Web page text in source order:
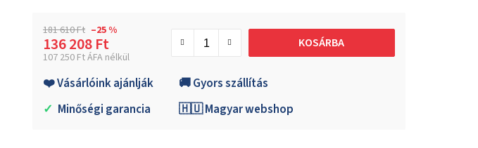
181 610 Ft –25 %
136 208 Ft
107 250 Ft ÁFA nélkül
KOSÁRBA
❤️ Vásárlóink ajánlják
🚚 Gyors szállítás
✓ Minőségi garancia 🇭🇺 Magyar webshop